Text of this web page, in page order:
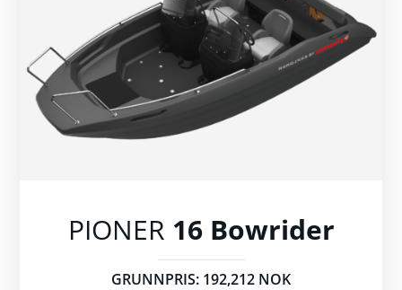
PIONER 16 Bowrider
GRUNNPRIS: 192,212 NOK